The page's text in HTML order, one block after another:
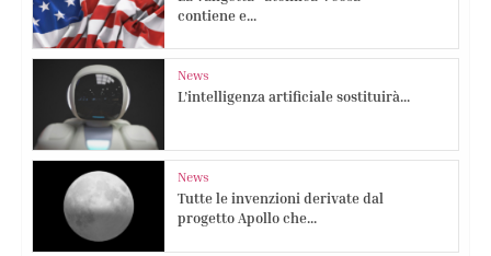
contiene e...
News
L’intelligenza artificiale sostituirà...
News
Tutte le invenzioni derivate dal
progetto Apollo che...